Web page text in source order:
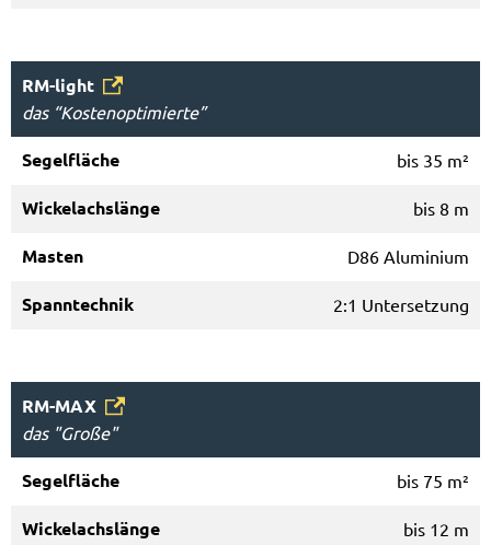
RM-light
das “Kostenoptimierte”
bis 35 m²
bis 8 m
D86 Aluminium
2:1 Untersetzung
RM-MAX
das "Große"
bis 75 m²
bis 12 m